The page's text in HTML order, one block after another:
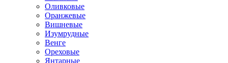
Оливковые
Оранжевые
Вишневые
Изумрудные
Венге
Ореховые
Янтарные